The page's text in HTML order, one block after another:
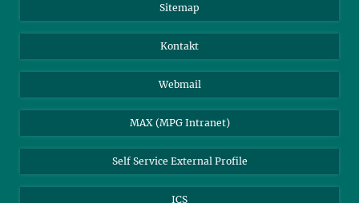
Sitemap
Kontakt
Webmail
MAX (MPG Intranet)
Self Service External Profile
ICS